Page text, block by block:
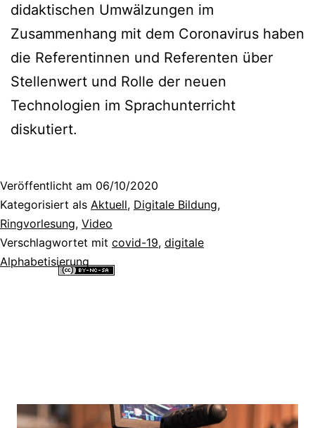
didaktischen Umwälzungen im
Zusammenhang mit dem Coronavirus haben
die Referentinnen und Referenten über
Stellenwert und Rolle der neuen
Technologien im Sprachunterricht
diskutiert.
Veröffentlicht am 06/10/2020
Kategorisiert als Aktuell, Digitale Bildung,
Ringvorlesung, Video
Verschlagwortet mit covid-19, digitale
Alphabetisierung